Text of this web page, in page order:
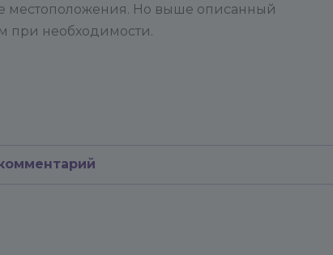
местоположения. Но выше описанный
при необходимости.